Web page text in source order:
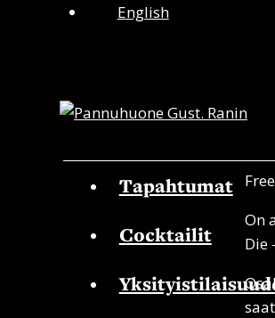
English
Tapahtumat
Cocktailit
On
Die